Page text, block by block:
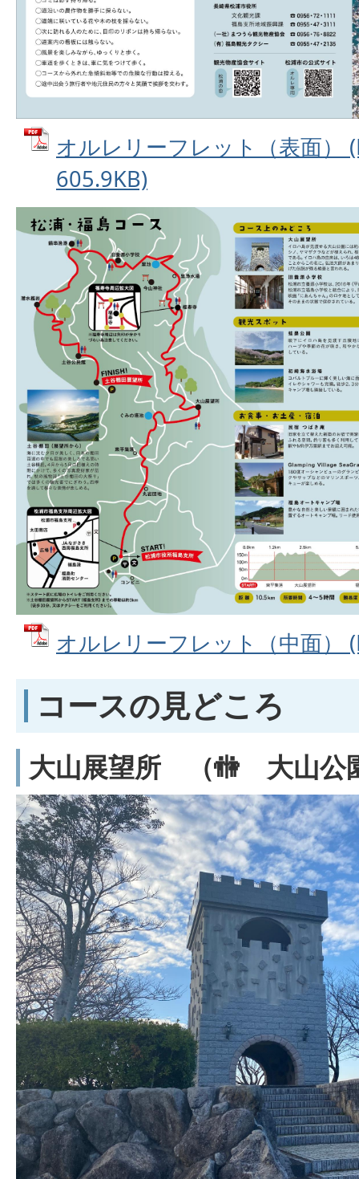
オルレリーフレット（表面）
605.9KB)
オルレリーフレット（中面）
コースの見どころ
大山展望所 （🚻 大山公